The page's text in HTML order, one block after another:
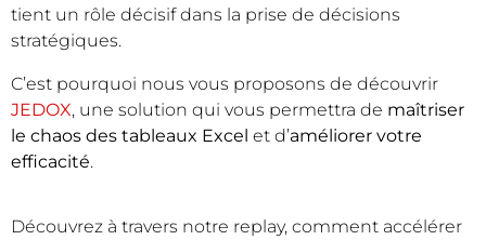
tient un rôle décisif dans la prise de décisions
stratégiques.
C’est pourquoi nous vous proposons de découvrir
JEDOX, une solution qui vous permettra de maîtriser
le chaos des tableaux Excel et d’améliorer votre
efficacité.
Découvrez à travers notre replay, comment accélérer